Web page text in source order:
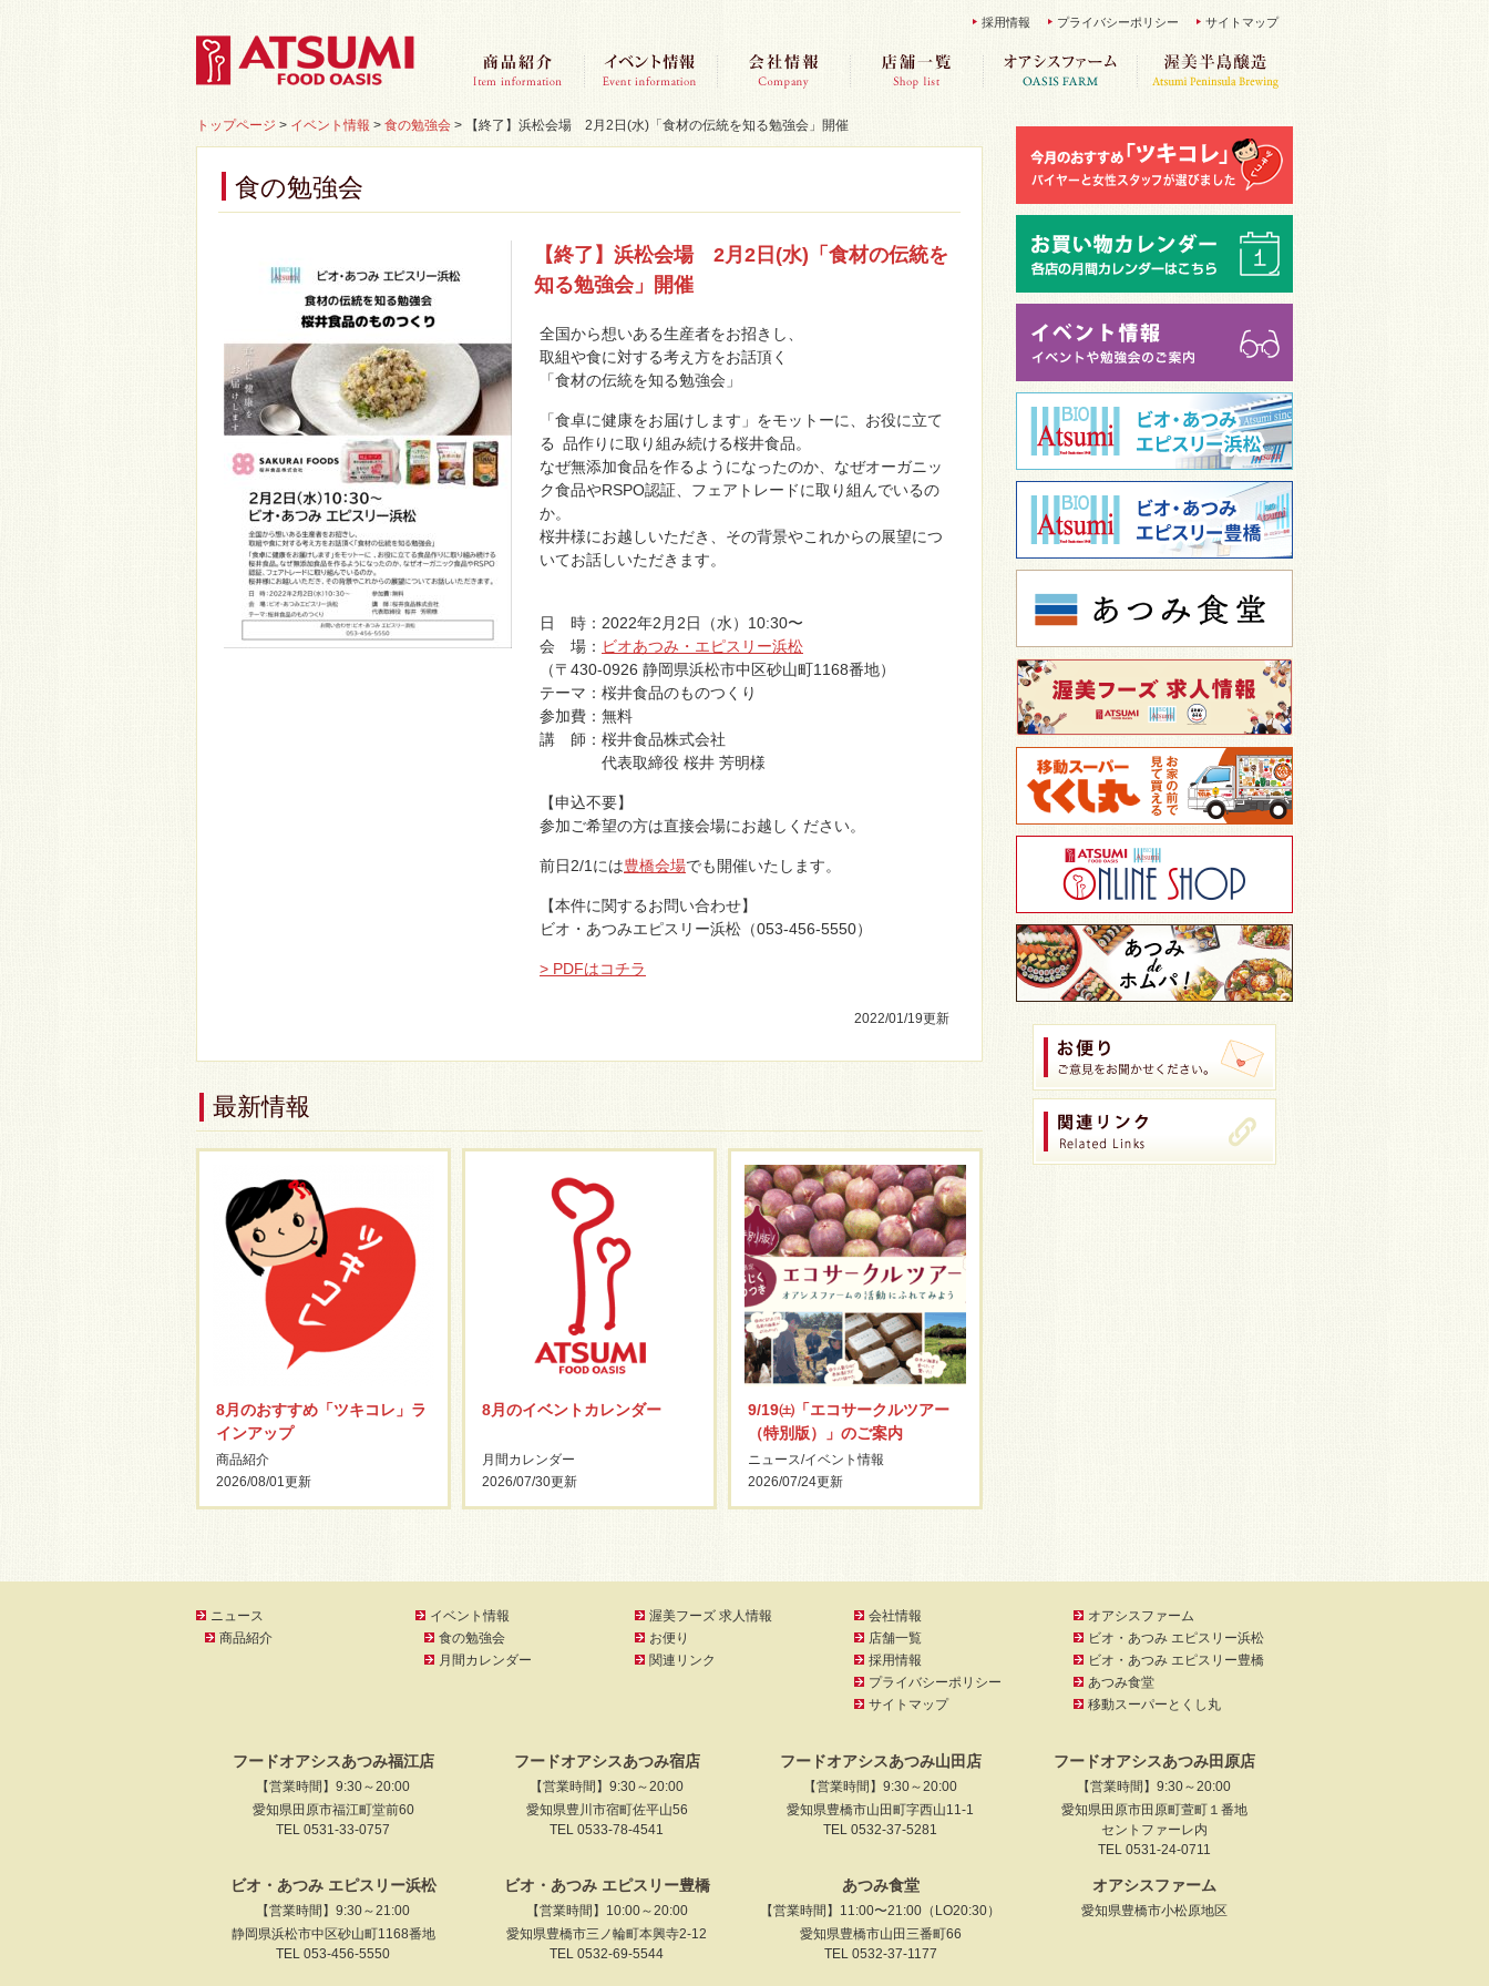
採用情報 プライバシーポリシー サイトマップ
トップページ > イベント情報 > 食の勉強会 > 【終了】浜松会場 2月2日(水)「食材の伝統を知る勉強会」開催
食の勉強会
【終了】浜松会場 2月2日(水)「食材の伝統を
知る勉強会」開催
全国から想いある生産者をお招きし、
取組や食に対する考え方をお話頂く
「食材の伝統を知る勉強会」
「食卓に健康をお届けします」をモットーに、お役に立て
る 品作りに取り組み続ける桜井食品。
なぜ無添加食品を作るようになったのか、なぜオーガニッ
ク食品やRSPO認証、フェアトレードに取り組んでいるの
か。
桜井様にお越しいただき、その背景やこれからの展望につ
いてお話しいただきます。
日 時：2022年2月2日（水）10:30〜
会 場： ビオあつみ・エピスリー浜松
（〒430-0926 静岡県浜松市中区砂山町1168番地）
テーマ：桜井食品のものつくり
参加費：無料
講 師：桜井食品株式会社
代表取締役 桜井 芳明様
【申込不要】
参加ご希望の方は直接会場にお越しください。
前日2/1には豊橋会場でも開催いたします。
【本件に関するお問い合わせ】
ビオ・あつみエピスリー浜松（053-456-5550）
> PDFはコチラ
2022/01/19更新
最新情報
8月のおすすめ「ツキコレ」ラ
インアップ
商品紹介
2026/08/01 更新
8月のイベントカレンダー
月間カレンダー
2026/07/30更新
9/19㈯「エコサークルツアー
（特別版）」のご案内
ニュース/イベント情報
2026/07/24更新
ニュース
商品紹介
イベント情報
食の勉強会
月間カレンダー
渥美フーズ 求人情報
お便り
関連リンク
会社情報
店舗一覧
採用情報
プライバシーポリシー
サイトマップ
オアシスファーム
ビオ・あつみ エピスリー浜松
ビオ・あつみ エピスリー豊橋
あつみ食堂
移動スーパーとくし丸
フードオアシスあつみ福江店
【営業時間】9:30～20:00
愛知県田原市福江町堂前60
TEL 0531-33-0757
フードオアシスあつみ宿店
【営業時間】9:30～20:00
愛知県豊川市宿町佐平山56
TEL 0533-78-4541
フードオアシスあつみ山田店
【営業時間】9:30～20:00
愛知県豊橋市山田町字西山11-1
TEL 0532-37-5281
フードオアシスあつみ田原店
【営業時間】9:30～20:00
愛知県田原市田原町萱町１番地
セントファーレ内
TEL 0531-24-0711
ビオ・あつみ エピスリー浜松
【営業時間】9:30～21:00
静岡県浜松市中区砂山町1168番地
TEL 053-456-5550
ビオ・あつみ エピスリー豊橋
【営業時間】10:00～20:00
愛知県豊橋市三ノ輪町本興寺2-12
TEL 0532-69-5544
あつみ食堂
【営業時間】11:00〜21:00（LO20:30）
愛知県豊橋市山田三番町66
TEL 0532-37-1177
オアシスファーム
愛知県豊橋市小松原地区